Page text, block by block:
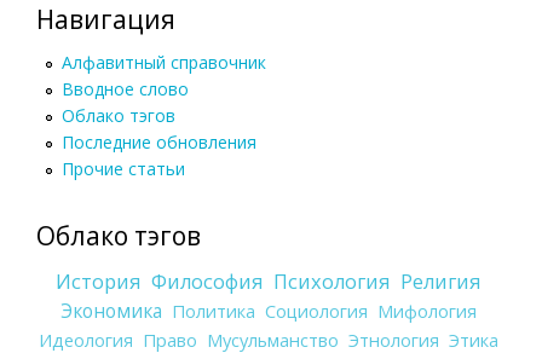
Навигация
Алфавитный справочник
Вводное слово
Облако тэгов
Последние обновления
Прочие статьи
Облако тэгов
История Философия Психология Религия
Экономика Политика Социология Мифология
Идеология Право Мусульманство Этнология Этика